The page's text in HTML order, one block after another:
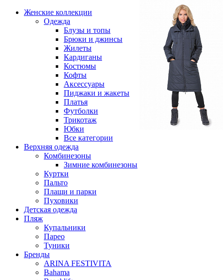
Женские коллекции
Одежда
Блузы и топы
Брюки и джинсы
Жилеты
Кардиганы
Костюмы
Кофты
Аксессуары
Пиджаки и жакеты
Платья
Футболки
Трикотаж
Юбки
Все категории
Верхняя одежда
Комбинезоны
Зимние комбинезоны
Куртки
Пальто
Плащи и парки
Пуховики
Детская одежда
Пляж
Купальники
Парео
Туники
Бренды
ARINA FESTIVITA
Bahama